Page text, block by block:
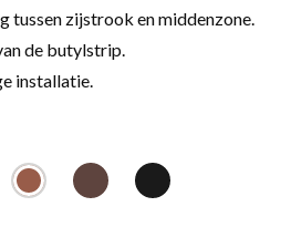
tussen zijstrook en middenzone.
de butylstrip.
installatie.